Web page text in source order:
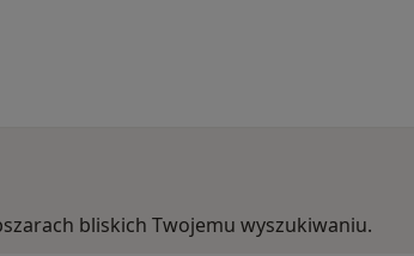
bliskich Twojemu wyszukiwaniu.